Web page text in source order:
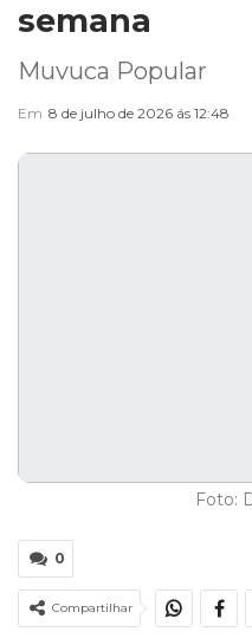
semana
Muvuca Popular
Em 8 de julho de 2026 ás 12:48
Foto:
0
Compartilhar